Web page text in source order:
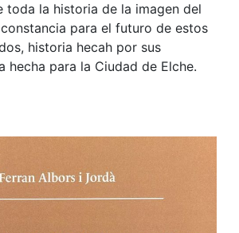
toda la historia de la imagen del
para el futuro de estos
historia hecah por sus
hecha para la Ciudad de Elche.